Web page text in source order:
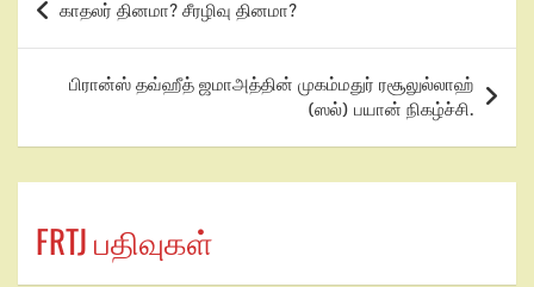
காதலர் தினமா? சீரழிவு தினமா?
பிரான்ஸ் தவ்ஹீத் ஜமாஅத்தின் முகம்மதுர் ரசூலுல்லாஹ்
(ஸல்) பயான் நிகழ்ச்சி.
FRTJ பதிவுகள்